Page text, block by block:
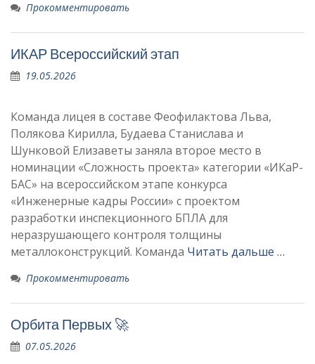
Прокомментировать
ИКАР Всероссийский этап
19.05.2026
Команда лицея в составе Феофилактова Льва,
Полякова Кирилла, Будаева Станислава и
Шунковой Елизаветы заняла второе место в
номинации «Сложность проекта» категории «ИКаР-
БАС» на всероссийском этапе конкурса
«Инженерные кадры России» с проектом
разработки инспекционного БПЛА для
неразрушающего контроля толщины
металлоконструкций. Команда Читать дальше …
Прокомментировать
Орбита Первых 🚀
07.05.2026